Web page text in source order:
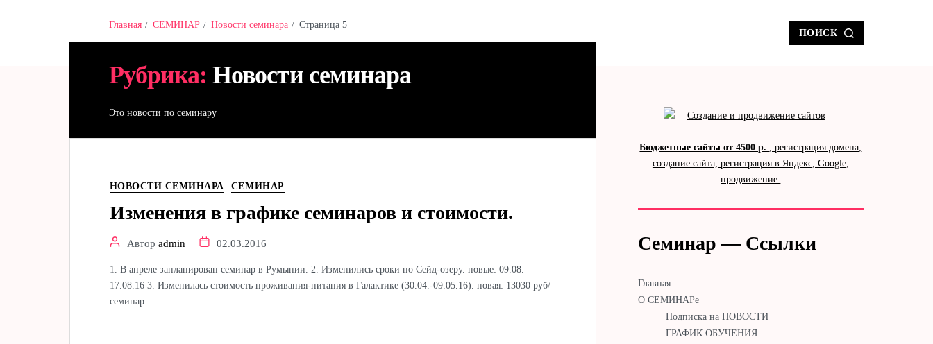
Hamster & Co ПОИСК
Главная СЕМИНАР Новости семинара Страница 5
Рубрика: Новости семинара
Это новости по семинару
НОВОСТИ СЕМИНАРА СЕМИНАР
Изменения в графике семинаров и стоимости.
Автор admin 02.03.2016
1. В апреле запланирован семинар в Румынии. 2. Изменились сроки по Сейд-озеру. новые: 09.08. —
17.08.16 3. Изменилась стоимость проживания-питания в Галактике (30.04.-09.05.16). новая: 13030 руб/
семинар
Бюджетные сайты от 4500 р. , регистрация домена,
создание сайта, регистрация в Яндекс, Google,
продвижение.
Семинар — Ссылки
Главная
О СЕМИНАРе
Подписка на НОВОСТИ
ГРАФИК ОБУЧЕНИЯ